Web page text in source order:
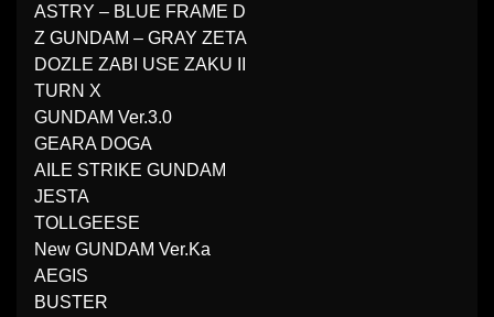
ASTRY – BLUE FRAME D
Z GUNDAM – GRAY ZETA
DOZLE ZABI USE ZAKU II
TURN X
GUNDAM Ver.3.0
GEARA DOGA
AILE STRIKE GUNDAM
JESTA
TOLLGEESE
New GUNDAM Ver.Ka
AEGIS
BUSTER